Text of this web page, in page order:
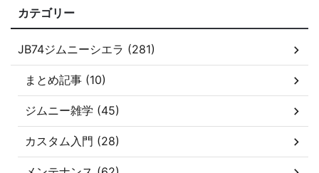
カテゴリー
JB74ジムニーシエラ (281)
まとめ記事 (10)
ジムニー雑学 (45)
カスタム入門 (28)